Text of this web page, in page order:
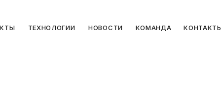
ТЕХНОЛОГИИ КОМАНДА
НОВОСТИ